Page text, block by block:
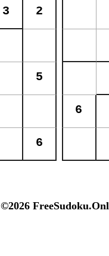
©2026